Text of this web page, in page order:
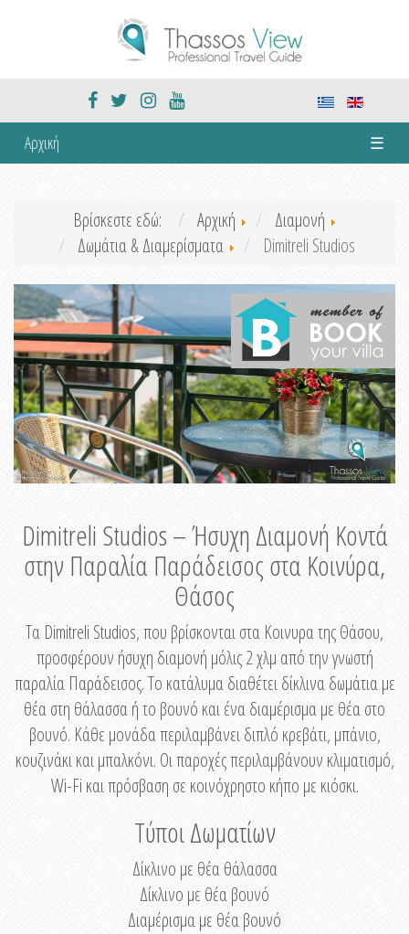
Αρχική ☰
Βρίσκεστε εδώ: Αρχική
Διαμονή
Δωμάτια & Διαμερίσματα
Dimitreli Studios
Dimitreli Studios – Ήσυχη Διαμονή Κοντά
στην Παραλία Παράδεισος στα Κοινύρα,
Θάσος
Τα Dimitreli Studios, που βρίσκονται στα Κοινυρα της Θάσου,
προσφέρουν ήσυχη διαμονή μόλις 2 χλμ από την γνωστή
παραλία Παράδεισος. Το κατάλυμα διαθέτει δίκλινα δωμάτια με
θέα στη θάλασσα ή το βουνό και ένα διαμέρισμα με θέα στο
βουνό. Κάθε μονάδα περιλαμβάνει διπλό κρεβάτι, μπάνιο,
κουζινάκι και μπαλκόνι. Οι παροχές περιλαμβάνουν κλιματισμό,
Wi-Fi και πρόσβαση σε κοινόχρηστο κήπο με κιόσκι.
Τύποι Δωματίων
Δίκλινο με θέα θάλασσα
Δίκλινο με θέα βουνό
Διαμέρισμα με θέα βουνό